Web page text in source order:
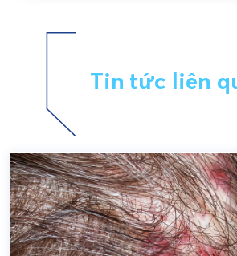
Tin tức liên